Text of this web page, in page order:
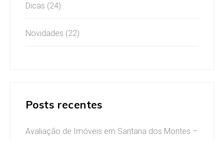
Dicas (24)
Novidades (22)
Posts recentes
Avaliação de Imóveis em Santana dos Montes –